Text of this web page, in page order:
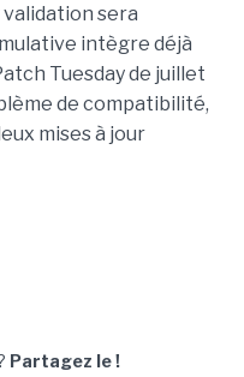
sera
intègre déjà
Tuesday de juillet
de compatibilité,
mises à jour
Partagez le !